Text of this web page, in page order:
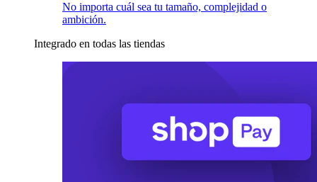
No importa cuál sea tu tamaño, complejidad o
ambición.
Integrado en todas las tiendas